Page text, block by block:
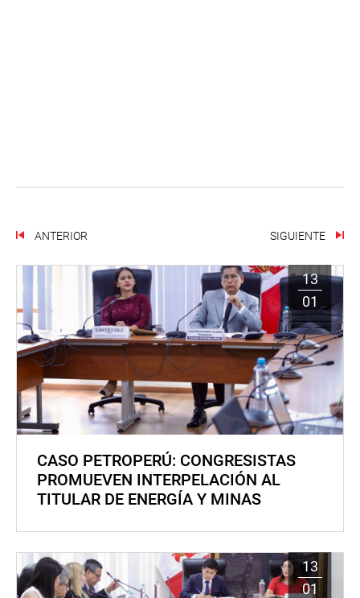
ANTERIOR SIGUIENTE
13
01
CASO PETROPERÚ: CONGRESISTAS
PROMUEVEN INTERPELACIÓN AL
TITULAR DE ENERGÍA Y MINAS
13
01